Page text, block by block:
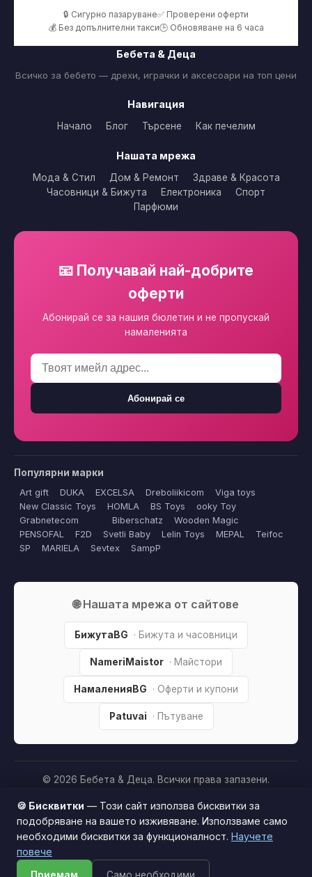
🔒 Сигурно пазаруване✅ Проверени оферти
💰 Без допълнителни такси🕒 Обновяване на 6 часа
Бебета & Деца
Всичко за бебето — дрехи, играчки и аксесоари на топ цени
Навигация
Начало Блог Търсене Как печелим
Нашата мрежа
Мода & Стил Дом & Ремонт
Здраве & Красота
Часовници & Бижута
Електроника
Спорт
Парфюми
📧 Получавай най-добрите
оферти
Абонирай се за нашия бюлетин и не пропускай
намаленията
Абонирай се
Популярни марки
Art gift DUKA EXCELSA Dreboliikicom
Viga toys
New Classic Toys
HOMLA BS Toys
ooky Toy
Grabnetecom
Biberschatz
Wooden Magic
PENSOFAL
F2D Svetli Baby Lelin Toys MEPAL
Teifoc
SP
MARIELA Sevtex SampP
🌐 Нашата мрежа от сайтове
БижутаBG · Бижута и часовници
NameriMaistor · Майстори
НамаленияBG · Оферти и купони
Patuvai · Пътуване
© 2026 Бебета & Деца. Всички права запазени.
Партньорско разкриване:
Този сайт е независим и
съдържа партньорски (affiliate) линкове. Когато купите
продукт през тях, може да получим малка комисиона от
това да оскъпява покупката за вас. Това
ни помага да поддържаме сайта безплатен.
Този сайт използва бисквитки за по-добро
Приемам
🍪 Бисквитки — Този сайт използва бисквитки за
подобряване на вашето изживяване. Използваме само
необходими бисквитки за функционалност. Научете
повече